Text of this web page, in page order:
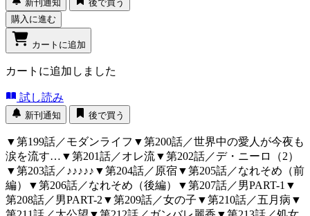
新刊通知
後で買う
購入に進む
カートに追加
カートに追加しました
試し読み
新刊通知 後で買う
▼第199話／モダンライフ▼第200話／世界中の愛人が今夜も
涙を流す…▼第201話／オレ流▼第202話／デ・ニーロ（2）
▼第203話／♪♪♪♪♪▼第204話／原宿▼第205話／なれそめ（前
編）▼第206話／なれそめ（後編）▼第207話／男PART-1▼
第208話／男PART-2▼第209話／女の子▼第210話／五月病▼